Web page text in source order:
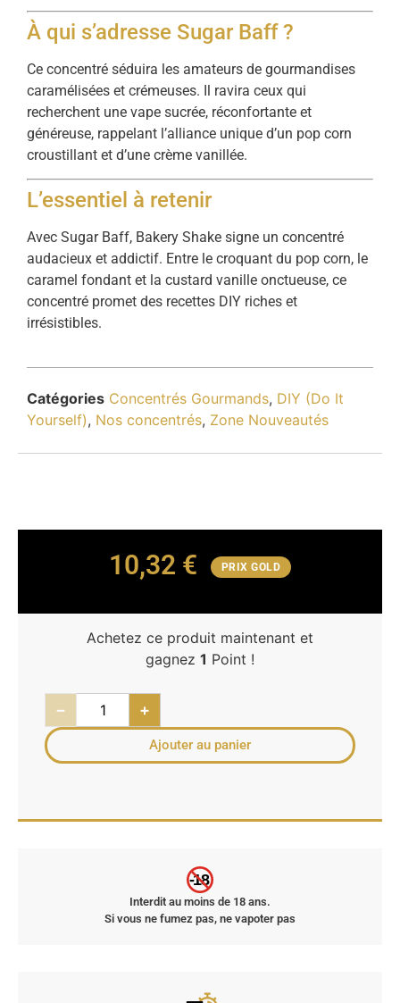
À qui s’adresse Sugar Baff ?
Ce concentré séduira les amateurs de gourmandises
caramélisées et crémeuses. Il ravira ceux qui
recherchent une vape sucrée, réconfortante et
généreuse, rappelant l’alliance unique d’un pop corn
croustillant et d’une crème vanillée.
L’essentiel à retenir
Avec Sugar Baff, Bakery Shake signe un concentré
audacieux et addictif. Entre le croquant du pop corn, le
caramel fondant et la custard vanille onctueuse, ce
concentré promet des recettes DIY riches et
irrésistibles.
Catégories Concentrés Gourmands, DIY (Do It
Yourself), Nos concentrés, Zone Nouveautés
10,32 € PRIX GOLD
Achetez ce produit maintenant et
gagnez 1 Point !
− +
Ajouter au panier
-18
Interdit au moins de 18 ans.
Si vous ne fumez pas, ne vapoter pas